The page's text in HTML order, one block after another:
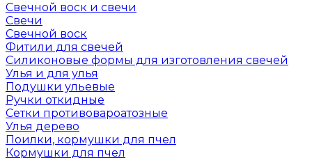
Свечной воск и свечи
Свечи
Свечной воск
Фитили для свечей
Силиконовые формы для изготовления свечей
Улья и для улья
Подушки ульевые
Ручки откидные
Сетки противовароатозные
Улья дерево
Поилки, кормушки для пчел
Кормушки для пчел